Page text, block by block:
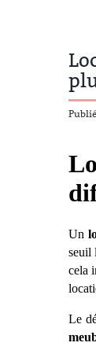
Un
seuil
cela
Le